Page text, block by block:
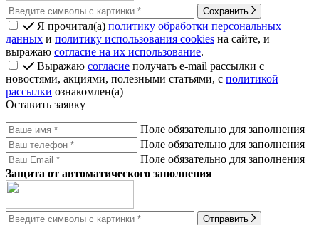
Сохранить
Я прочитал(а) политику обработки персональных
данных и политику использования cookies на сайте, и
выражаю согласие на их использование.
Выражаю согласие получать e-mail рассылки с
новостями, акциями, полезными статьями, с политикой
рассылки ознакомлен(а)
Оставить заявку
Поле обязательно для заполнения
Поле обязательно для заполнения
Поле обязательно для заполнения
Защита от автоматического заполнения
Отправить